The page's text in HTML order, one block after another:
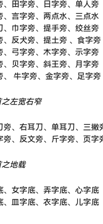
田字旁、日字旁、单人旁
言字旁、两点水、三点水
巾字旁、提手旁、绞丝旁
反犬旁、提土旁 、食字旁
弓字旁、木字旁、示字旁
贝字旁、斜王旁、月字旁
牛字旁、金字旁、足字旁
左宽右窄
、右耳刀、单耳刀、三撇
、反文旁、斤字旁、页字
地载
女字底、弄字底、心字底
皿字底、衣字底、儿字底